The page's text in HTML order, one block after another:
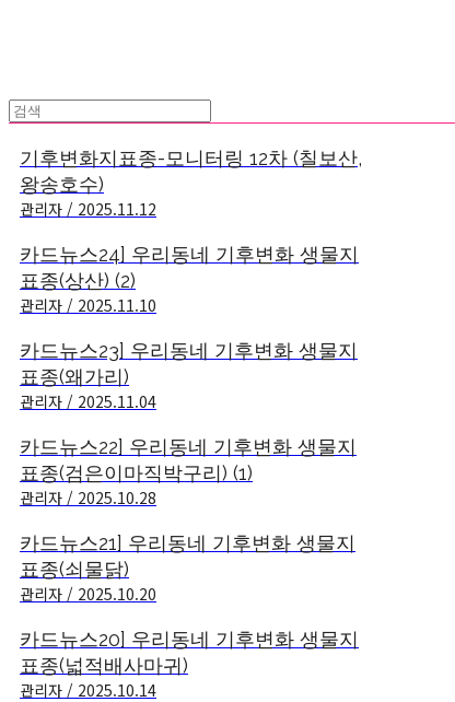
기후변화지표종-모니터링 12차 (칠보산,
왕송호수)
관리자 / 2025.11.12
카드뉴스24] 우리동네 기후변화 생물지
표종(상산) (2)
관리자 / 2025.11.10
카드뉴스23] 우리동네 기후변화 생물지
표종(왜가리)
관리자 / 2025.11.04
카드뉴스22] 우리동네 기후변화 생물지
표종(검은이마직박구리) (1)
관리자 / 2025.10.28
카드뉴스21] 우리동네 기후변화 생물지
표종(쇠물닭)
관리자 / 2025.10.20
카드뉴스20] 우리동네 기후변화 생물지
표종(넓적배사마귀)
관리자 / 2025.10.14